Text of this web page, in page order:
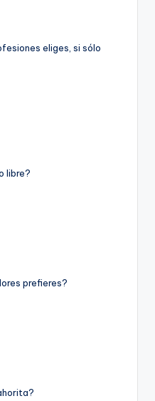
eliges, si sólo
libre?
prefieres?